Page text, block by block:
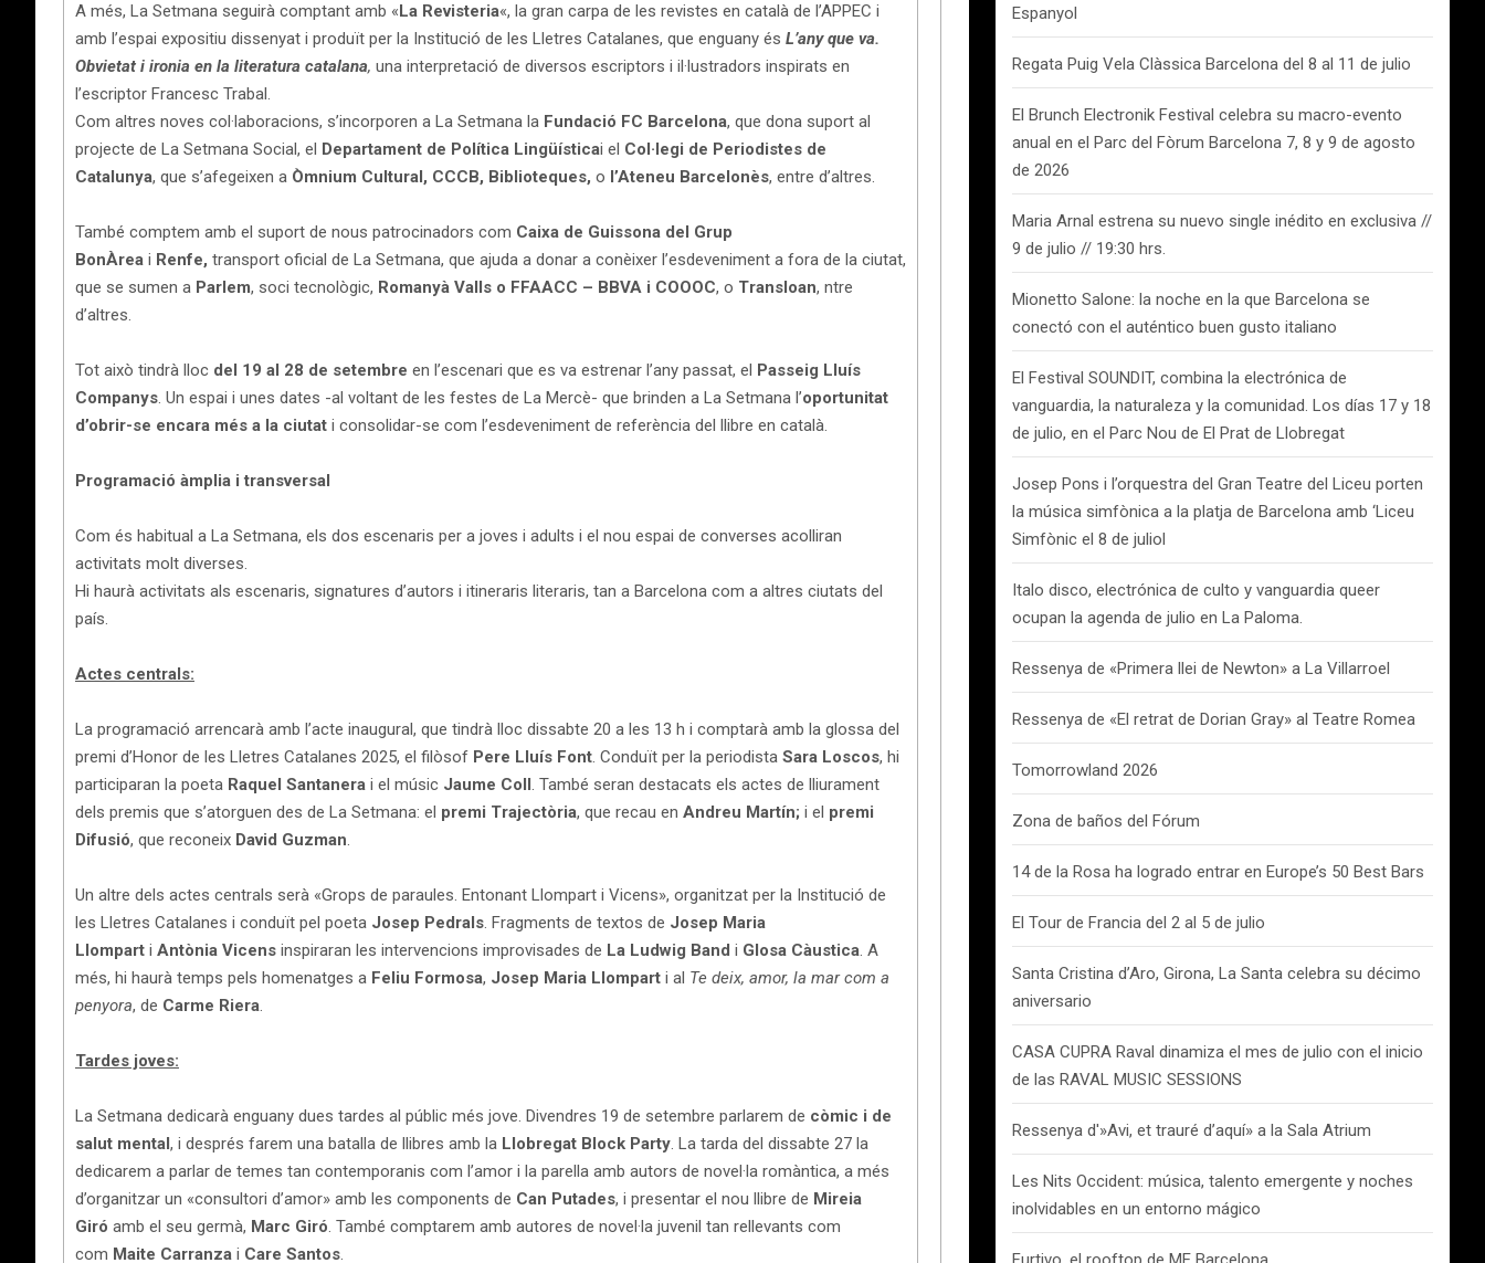
A més, La Setmana seguirà comptant amb «La Revisteria«, la gran carpa de les revistes en català de l’APPEC i
amb l’espai expositiu dissenyat i produït per la Institució de les Lletres Catalanes, que enguany és L’any que va.
Obvietat i ironia en la literatura catalana, una interpretació de diversos escriptors i il·lustradors inspirats en
l’escriptor Francesc Trabal.
Com altres noves col·laboracions, s’incorporen a La Setmana la Fundació FC Barcelona, que dona suport al
projecte de La Setmana Social, el Departament de Política Lingüísticai el Col·legi de Periodistes de
Catalunya, que s’afegeixen a Òmnium Cultural, CCCB, Biblioteques, o l’Ateneu Barcelonès, entre d’altres.
També comptem amb el suport de nous patrocinadors com Caixa de Guissona del Grup
BonÀrea i Renfe, transport oficial de La Setmana, que ajuda a donar a conèixer l’esdeveniment a fora de la ciutat,
que se sumen a Parlem, soci tecnològic, Romanyà Valls o FFAACC – BBVA i COOOC, o Transloan, ntre
d’altres.
Tot això tindrà lloc del 19 al 28 de setembre en l’escenari que es va estrenar l’any passat, el Passeig Lluís
Companys. Un espai i unes dates -al voltant de les festes de La Mercè- que brinden a La Setmana l’oportunitat
d’obrir-se encara més a la ciutat i consolidar-se com l’esdeveniment de referència del llibre en català.
Programació àmplia i transversal
Com és habitual a La Setmana, els dos escenaris per a joves i adults i el nou espai de converses acolliran
activitats molt diverses.
Hi haurà activitats als escenaris, signatures d’autors i itineraris literaris, tan a Barcelona com a altres ciutats del
país.
Actes centrals:
La programació arrencarà amb l’acte inaugural, que tindrà lloc dissabte 20 a les 13 h i comptarà amb la glossa del
premi d’Honor de les Lletres Catalanes 2025, el filòsof Pere Lluís Font. Conduït per la periodista Sara Loscos, hi
participaran la poeta Raquel Santanera i el músic Jaume Coll. També seran destacats els actes de lliurament
dels premis que s’atorguen des de La Setmana: el premi Trajectòria, que recau en Andreu Martín; i el premi
Difusió, que reconeix David Guzman.
Un altre dels actes centrals serà «Grops de paraules. Entonant Llompart i Vicens», organitzat per la Institució de
les Lletres Catalanes i conduït pel poeta Josep Pedrals. Fragments de textos de Josep Maria
Llompart i Antònia Vicens inspiraran les intervencions improvisades de La Ludwig Band i Glosa Càustica. A
més, hi haurà temps pels homenatges a Feliu Formosa, Josep Maria Llompart i al Te deix, amor, la mar com a
penyora, de Carme Riera.
Tardes joves:
La Setmana dedicarà enguany dues tardes al públic més jove. Divendres 19 de setembre parlarem de còmic i de
salut mental, i després farem una batalla de llibres amb la Llobregat Block Party. La tarda del dissabte 27 la
dedicarem a parlar de temes tan contemporanis com l’amor i la parella amb autors de novel·la romàntica, a més
d’organitzar un «consultori d’amor» amb les components de Can Putades, i presentar el nou llibre de Mireia
Giró amb el seu germà, Marc Giró. També comptarem amb autores de novel·la juvenil tan rellevants com
com Maite Carranza i Care Santos.
Espanyol
Regata Puig Vela Clàssica Barcelona del 8 al 11 de julio
El Brunch Electronik Festival celebra su macro-evento
anual en el Parc del Fòrum Barcelona 7, 8 y 9 de agosto
de 2026
Maria Arnal estrena su nuevo single inédito en exclusiva //
9 de julio // 19:30 hrs.
Mionetto Salone: la noche en la que Barcelona se
conectó con el auténtico buen gusto italiano
El Festival SOUNDIT, combina la electrónica de
vanguardia, la naturaleza y la comunidad. Los días 17 y 18
de julio, en el Parc Nou de El Prat de Llobregat
Josep Pons i l’orquestra del Gran Teatre del Liceu porten
la música simfònica a la platja de Barcelona amb ‘Liceu
Simfònic el 8 de juliol
Italo disco, electrónica de culto y vanguardia queer
ocupan la agenda de julio en La Paloma.
Ressenya de «Primera llei de Newton» a La Villarroel
Ressenya de «El retrat de Dorian Gray» al Teatre Romea
Tomorrowland 2026
Zona de baños del Fórum
14 de la Rosa ha logrado entrar en Europe’s 50 Best Bars
El Tour de Francia del 2 al 5 de julio
Santa Cristina d’Aro, Girona, La Santa celebra su décimo
aniversario
CASA CUPRA Raval dinamiza el mes de julio con el inicio
de las RAVAL MUSIC SESSIONS
Ressenya d'»Avi, et trauré d’aquí» a la Sala Atrium
Les Nits Occident: música, talento emergente y noches
inolvidables en un entorno mágico